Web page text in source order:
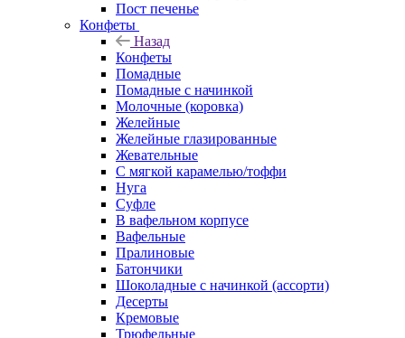
Пост печенье
Конфеты
Назад
Конфеты
Помадные
Помадные с начинкой
Молочные (коровка)
Желейные
Желейные глазированные
Жевательные
С мягкой карамелью/тоффи
Нуга
Суфле
В вафельном корпусе
Вафельные
Пралиновые
Батончики
Шоколадные с начинкой (ассорти)
Десерты
Кремовые
Трюфельные